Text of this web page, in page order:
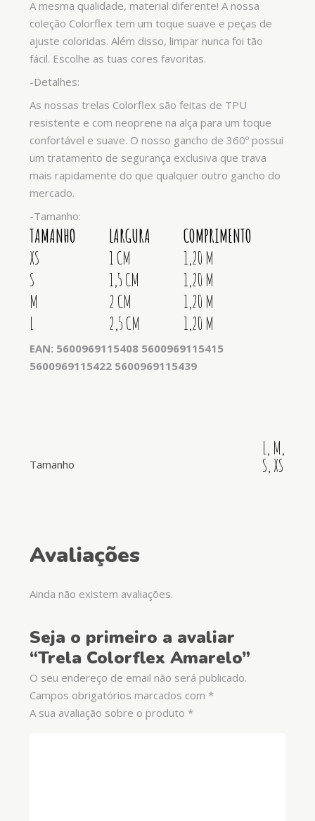
A mesma qualidade, material diferente! A nossa
coleção Colorflex tem um toque suave e peças de
ajuste coloridas. Além disso, limpar nunca foi tão
fácil. Escolhe as tuas cores favoritas.
-Detalhes:
As nossas trelas Colorflex são feitas de TPU
resistente e com neoprene na alça para um toque
confortável e suave. O nosso gancho de 360º possui
um tratamento de segurança exclusiva que trava
mais rapidamente do que qualquer outro gancho do
mercado.
-Tamanho:
TAMANHO LARGURA
COMPRIMENTO
XS
1 CM
1,20 M
S
1,5 CM
1,20 M
M
2 CM
1,20 M
L
2,5 CM 1,20 M
EAN: 5600969115408 5600969115415
5600969115422 5600969115439
Tamanho
L, M,
S, XS
Avaliações
Ainda não existem avaliações.
Seja o primeiro a avaliar
“Trela Colorflex Amarelo”
O seu endereço de email não será publicado.
Campos obrigatórios marcados com *
A sua avaliação sobre o produto *